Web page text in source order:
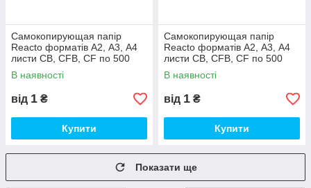
Самокопирующая папір
Reacto форматів А2, А3, А4
листи CB, CFB, CF по 500
аркушів CFB, А3 (30,50х43
см), Рожевий
В наявності
від 1 ₴
Купити
Самокопирующая папір
Reacto форматів А2, А3, А4
листи CB, CFB, CF по 500
аркушів CFB, А3 (30,50х43
см), Блакитний
В наявності
від 1 ₴
Купити
Показати ще